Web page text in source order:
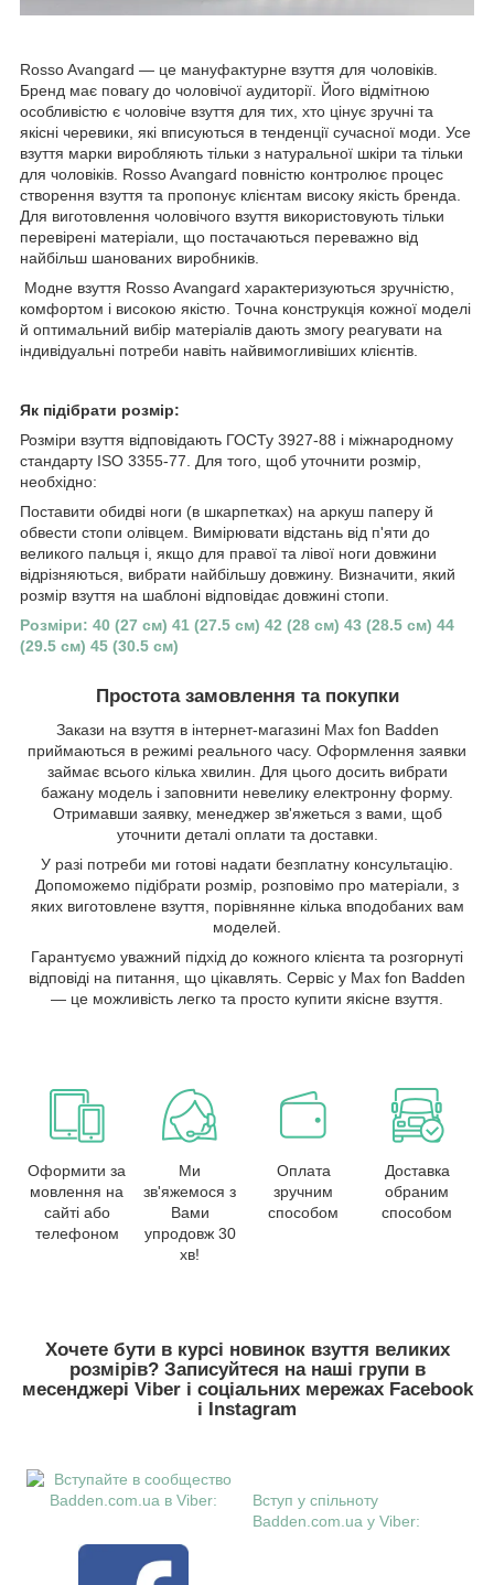
Rosso Avangard — це мануфактурне взуття для чоловіків.
Бренд має повагу до чоловічої аудиторії. Його відмітною
особливістю є чоловіче взуття для тих, хто цінує зручні та
якісні черевики, які вписуються в тенденції сучасної моди. Усе
взуття марки виробляють тільки з натуральної шкіри та тільки
для чоловіків. Rosso Avangard повністю контролює процес
створення взуття та пропонує клієнтам високу якість бренда.
Для виготовлення чоловічого взуття використовують тільки
перевірені матеріали, що постачаються переважно від
найбільш шанованих виробників.
Модне взуття Rosso Avangard характеризуються зручністю,
комфортом і високою якістю. Точна конструкція кожної моделі
й оптимальний вибір матеріалів дають змогу реагувати на
індивідуальні потреби навіть найвимогливіших клієнтів.
Як підібрати розмір:
Розміри взуття відповідають ГОСТу 3927-88 і міжнародному
стандарту ISO 3355-77. Для того, щоб уточнити розмір,
необхідно:
Поставити обидві ноги (в шкарпетках) на аркуш паперу й
обвести стопи олівцем. Вимірювати відстань від п'яти до
великого пальця і, якщо для правої та лівої ноги довжини
відрізняються, вибрати найбільшу довжину. Визначити, який
розмір взуття на шаблоні відповідає довжині стопи.
Розміри: 40 (27 см) 41 (27.5 см) 42 (28 см) 43 (28.5 см) 44
(29.5 см) 45 (30.5 см)
Простота замовлення та покупки
Закази на взуття в інтернет-магазині Max fon Badden
приймаються в режимі реального часу. Оформлення заявки
займає всього кілька хвилин. Для цього досить вибрати
бажану модель і заповнити невелику електронну форму.
Отримавши заявку, менеджер зв'яжеться з вами, щоб
уточнити деталі оплати та доставки.
У разі потреби ми готові надати безплатну консультацію.
Допоможемо підібрати розмір, розповімо про матеріали, з
яких виготовлене взуття, порівнянне кілька вподобаних вам
моделей.
Гарантуємо уважний підхід до кожного клієнта та розгорнуті
відповіді на питання, що цікавлять. Сервіс у Max fon Badden
— це можливість легко та просто купити якісне взуття.
Оформити за
мовлення на
сайті або
телефоном
Ми
зв'яжемося з
Вами
упродовж 30
хв!
Оплата
зручним
способом
Доставка
обраним
способом
Хочете бути в курсі новинок взуття великих
розмірів? Записуйтеся на наші групи в
месенджері Viber і соціальних мережах Facebook
і Instagram
Вступ у спільноту
Badden.com.ua у Viber: